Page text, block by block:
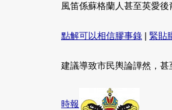
風笛係蘇格蘭人甚至英愛
點解可以相信膠事錄 | 緊貼
建議導致市民輿論譁然，甚
時報